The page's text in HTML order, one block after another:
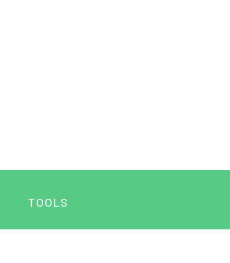
TOOLS